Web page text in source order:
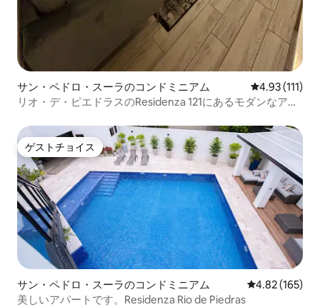
サン・ペドロ・スーラのコンドミニアム レビュー111
4.93 (111)
リオ・デ・ピエドラスのResidenza 121にあるモダンなアパ
ゲストチョイス
ゲストチョイス
サン・ペドロ・スーラのコンドミニアム レビュー165
4.82 (165)
美しいアパートです。Residenza Rio de Piedras